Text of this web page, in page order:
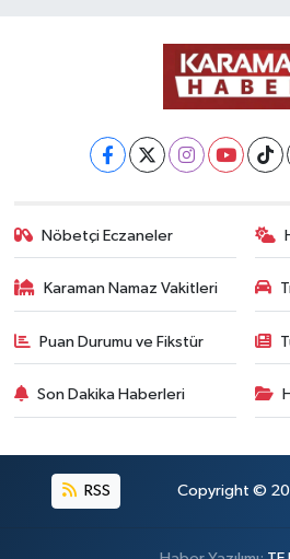
Nöbetçi Eczaneler
Karaman Namaz Vakitleri
Puan Durumu ve Fikstür
Son Dakika Haberleri
RSS Copyright ©